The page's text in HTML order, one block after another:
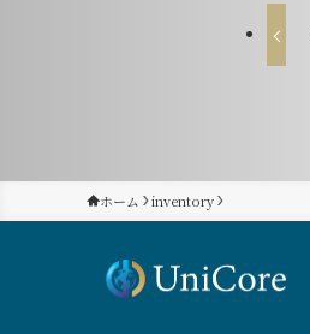
ホーム inventory